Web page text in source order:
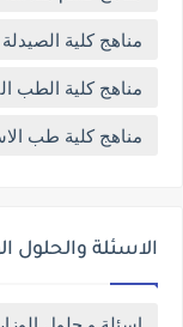
مناهج كلية الصيدلة
مناهج كلية الطب
مناهج كلية طب
الاسئلة والحلول الوزارية 2022